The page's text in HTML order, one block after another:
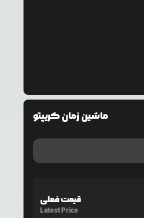
ماشین زمان کریپتو
قیمت فعلی
Latest Price